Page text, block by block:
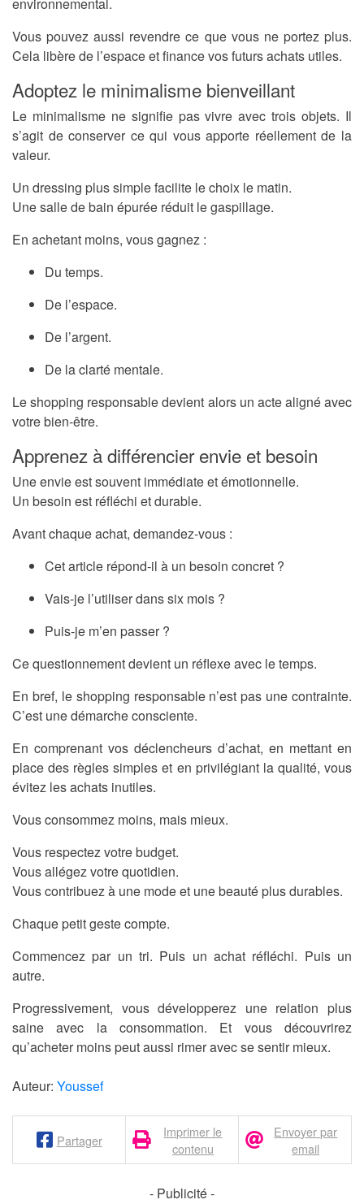
environnemental.
Vous pouvez aussi revendre ce que vous ne portez plus.
Cela libère de l’espace et finance vos futurs achats utiles.
Adoptez le minimalisme bienveillant
Le minimalisme ne signifie pas vivre avec trois objets. Il
s’agit de conserver ce qui vous apporte réellement de la
valeur.
Un dressing plus simple facilite le choix le matin.
Une salle de bain épurée réduit le gaspillage.
En achetant moins, vous gagnez :
Du temps.
De l’espace.
De l’argent.
De la clarté mentale.
Le shopping responsable devient alors un acte aligné avec
votre bien-être.
Apprenez à différencier envie et besoin
Une envie est souvent immédiate et émotionnelle.
Un besoin est réfléchi et durable.
Avant chaque achat, demandez-vous :
Cet article répond-il à un besoin concret ?
Vais-je l’utiliser dans six mois ?
Puis-je m’en passer ?
Ce questionnement devient un réflexe avec le temps.
En bref, le shopping responsable n’est pas une contrainte.
C’est une démarche consciente.
En comprenant vos déclencheurs d’achat, en mettant en
place des règles simples et en privilégiant la qualité, vous
évitez les achats inutiles.
Vous consommez moins, mais mieux.
Vous respectez votre budget.
Vous allégez votre quotidien.
Vous contribuez à une mode et une beauté plus durables.
Chaque petit geste compte.
Commencez par un tri. Puis un achat réfléchi. Puis un
autre.
Progressivement, vous développerez une relation plus
saine avec la consommation. Et vous découvrirez
qu’acheter moins peut aussi rimer avec se sentir mieux.
Auteur: Youssef
Partager
Imprimer le
contenu
Envoyer par
email
- Publicité -